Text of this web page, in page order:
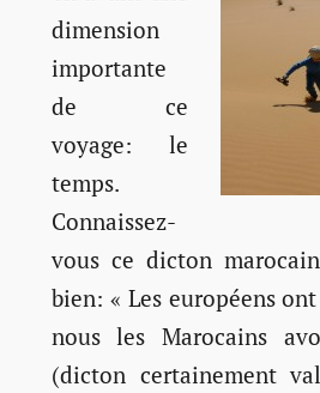
dimension
importante
de ce
voyage: le
temps.
Connaissez-
vous ce dicton
bien: « Les européens
nous les Marocains
(dicton certainement